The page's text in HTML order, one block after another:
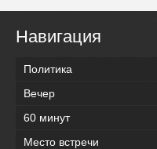
Навигация
Политика
Вечер
60 минут
Место встречи